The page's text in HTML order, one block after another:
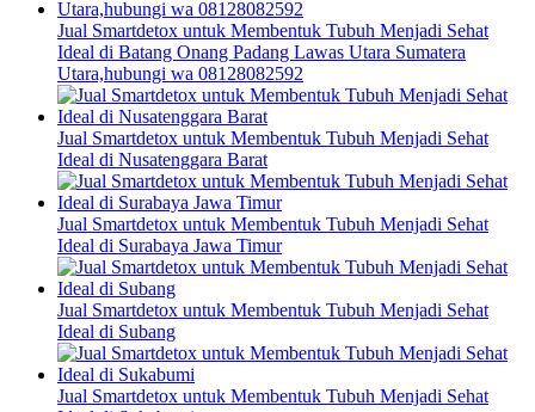
Jual Smartdetox untuk Membentuk Tubuh Menjadi Sehat
Ideal di Batang Onang Padang Lawas Utara Sumatera
Utara,hubungi wa 08128082592
Jual Smartdetox untuk Membentuk Tubuh Menjadi Sehat
Ideal di Nusatenggara Barat
Jual Smartdetox untuk Membentuk Tubuh Menjadi Sehat
Ideal di Surabaya Jawa Timur
Jual Smartdetox untuk Membentuk Tubuh Menjadi Sehat
Ideal di Subang
Jual Smartdetox untuk Membentuk Tubuh Menjadi Sehat